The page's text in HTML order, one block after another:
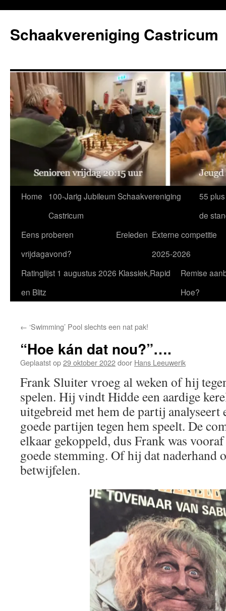
de
inhoud
Schaakvereniging Castricum
Home
100-Jarig Jubileum Schaakvereniging
Castricum
55
de
Eens proberen
vrijdagavond?
Ereleden Externe competitie
2025-2026
Ratinglijst 1 augustus 2026 Klassiek,Rapid
en Blitz
Remise
Hoe?
← ‘Swimming’ Pool slechts een nat pak!
“Hoe kán dat nou?”….
Geplaatst op29 oktober 2022door Hans Leeuwerik
Frank Sluiter vroeg al weken of hij
spelen. Hij vindt Hidde een aardige
uitgebreid met hem de partij analyseert
goede partijen tegen hem speelt. De
elkaar gekoppeld, dus Frank was
goede stemming. Of hij dat naderhand
betwijfelen.